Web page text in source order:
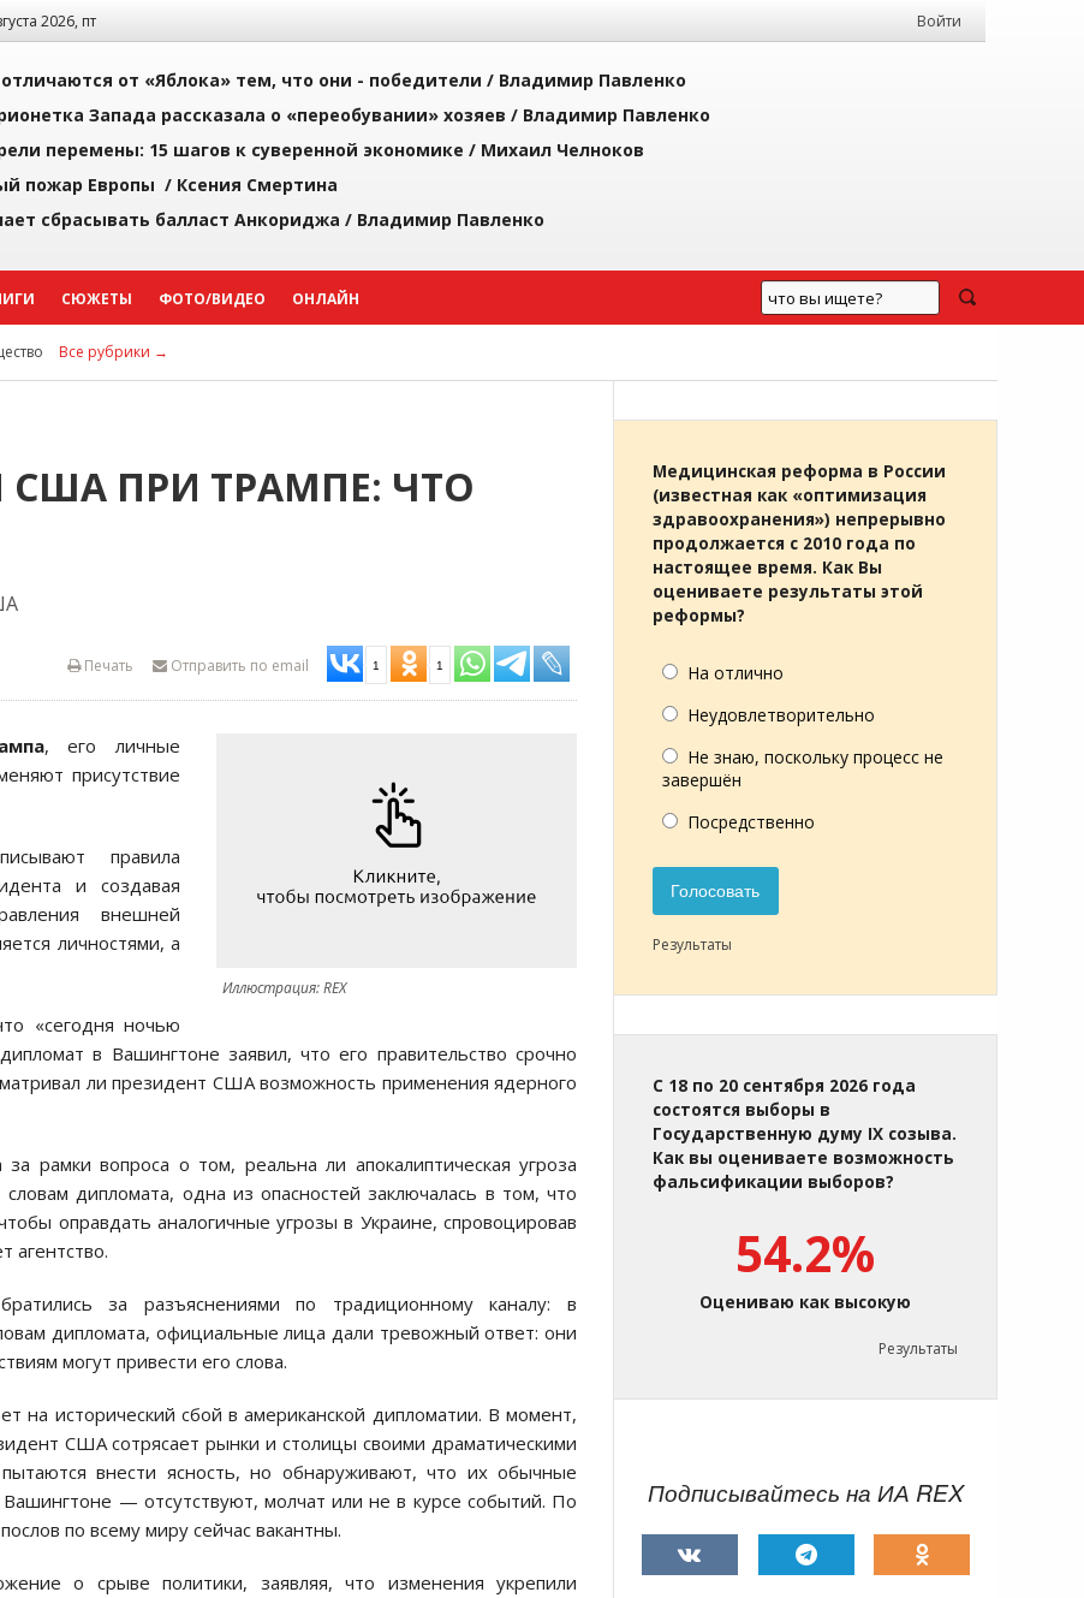
2026, пт Войти
от «Яблока» тем, что они - победители / Владимир Павленко
Запада рассказала о «переобувании» хозяев / Владимир Павленко
перемены: 15 шагов к суверенной экономике / Михаил Челноков
пожар Европы / Ксения Смертина
сбрасывать балласт Анкориджа / Владимир Павленко
СЮЖЕТЫ ФОТО/ВИДЕО ОНЛАЙН
Все рубрики →
ПРИ ТРАМПЕ: ЧТО
Отправить по email 1 1
Печать
Иллюстрация: REX
, его личные
присутствие
правила
и создавая
внешней
личностями, а
«сегодня ночью
в Вашингтоне заявил, что его правительство срочно
ли президент США возможность применения ядерного
рамки вопроса о том, реальна ли апокалиптическая угроза
дипломата, одна из опасностей заключалась в том, что
оправдать аналогичные угрозы в Украине, спровоцировав
агентство.
за разъяснениями по традиционному каналу: в
дипломата, официальные лица дали тревожный ответ: они
могут привести его слова.
на исторический сбой в американской дипломатии. В момент,
США сотрясает рынки и столицы своими драматическими
внести ясность, но обнаруживают, что их обычные
— отсутствуют, молчат или не в курсе событий. По
по всему миру сейчас вакантны.
о срыве политики, заявляя, что изменения укрепили
Медицинская реформа в России
(известная как «оптимизация
здравоохранения») непрерывно
продолжается с 2010 года по
настоящее время. Как Вы
оцениваете результаты этой
реформы?
На отлично
Неудовлетворительно
Не знаю, поскольку процесс не
завершён
Посредственно
Голосовать
Результаты
С 18 по 20 сентября 2026 года
состоятся выборы в
Государственную думу IX созыва.
Как вы оцениваете возможность
фальсификации выборов?
54.2%
Оцениваю как высокую
Результаты
Подписывайтесь на ИА REX